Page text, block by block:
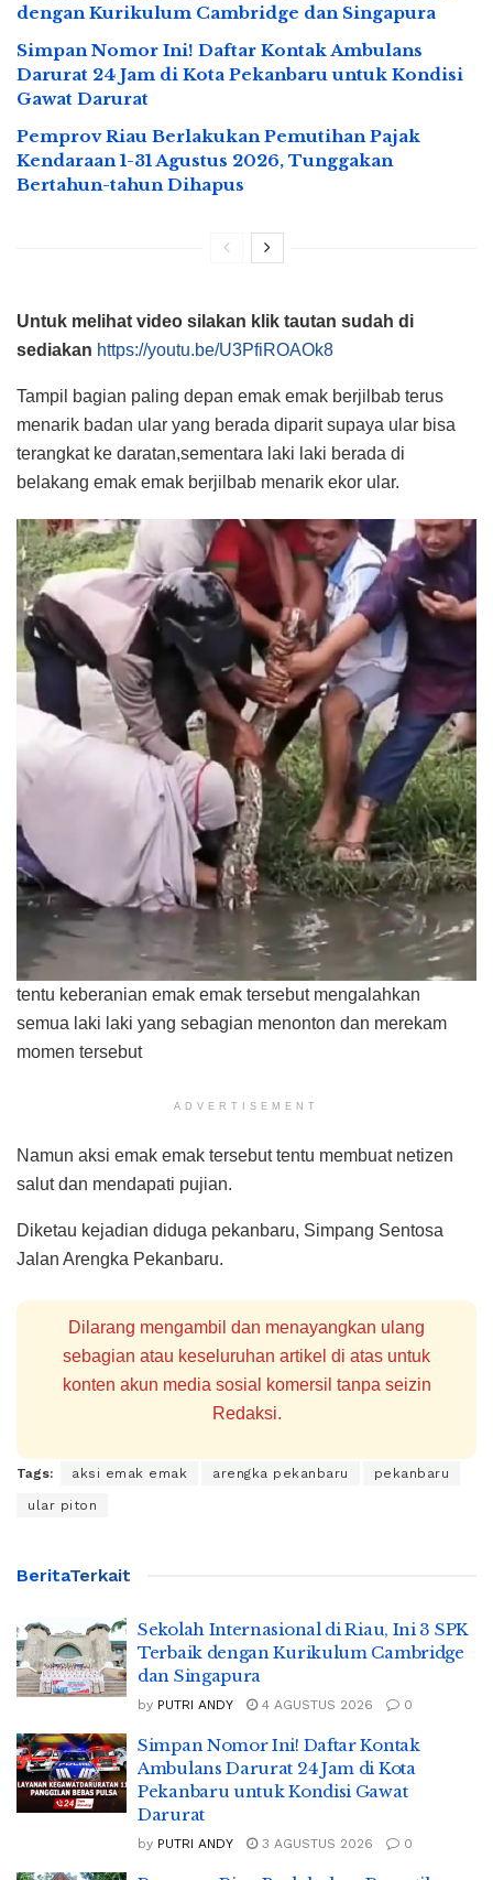
dengan Kurikulum Cambridge dan Singapura
Simpan Nomor Ini! Daftar Kontak Ambulans
Darurat 24 Jam di Kota Pekanbaru untuk Kondisi
Gawat Darurat
Pemprov Riau Berlakukan Pemutihan Pajak
Kendaraan 1-31 Agustus 2026, Tunggakan
Bertahun-tahun Dihapus
Untuk melihat video silakan klik tautan sudah di
sediakan https://youtu.be/U3PfiROAOk8
Tampil bagian paling depan emak emak berjilbab terus
menarik badan ular yang berada diparit supaya ular bisa
terangkat ke daratan,sementara laki laki berada di
belakang emak emak berjilbab menarik ekor ular.
tentu keberanian emak emak tersebut mengalahkan
semua laki laki yang sebagian menonton dan merekam
momen tersebut
ADVERTISEMENT
Namun aksi emak emak tersebut tentu membuat netizen
salut dan mendapati pujian.
Diketau kejadian diduga pekanbaru, Simpang Sentosa
Jalan Arengka Pekanbaru.
Dilarang mengambil dan menayangkan ulang
sebagian atau keseluruhan artikel di atas untuk
konten akun media sosial komersil tanpa seizin
Redaksi.
Tags: aksi emak emak arengka pekanbaru pekanbaru
ular piton
BeritaTerkait
Sekolah Internasional di Riau, Ini 3 SPK
Terbaik dengan Kurikulum Cambridge
dan Singapura
by PUTRI ANDY 4 AGUSTUS 2026 0
Simpan Nomor Ini! Daftar Kontak
Ambulans Darurat 24 Jam di Kota
Pekanbaru untuk Kondisi Gawat
Darurat
by PUTRI ANDY 3 AGUSTUS 2026 0